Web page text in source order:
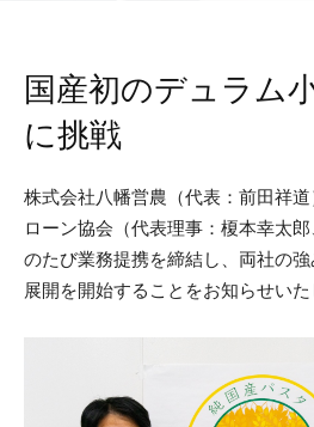
国産初のデュラム
に挑戦
株式会社八幡営農（代表：前田祥
ローン協会（代表理事：榎本幸太
のたび業務提携を締結し、両社の
展開を開始することをお知らせいた